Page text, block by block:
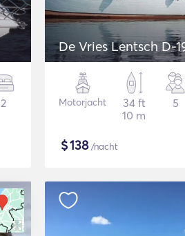
2
De Vries Lentsch D-
Motorjacht
34 ft
10 m
5
$138/nacht